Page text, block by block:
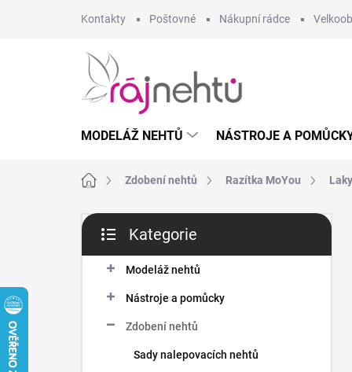
Kontakty Poštovné Nákupní rádce
MODELÁŽ NEHTŮ NÁSTROJE A
Domů Zdobení nehtů Razítka MoYou
P
s
kategorie
Kategorie
Modeláž nehtů
Nástroje a pomůcky
Zdobení nehtů
Sady nalepovacích nehtů